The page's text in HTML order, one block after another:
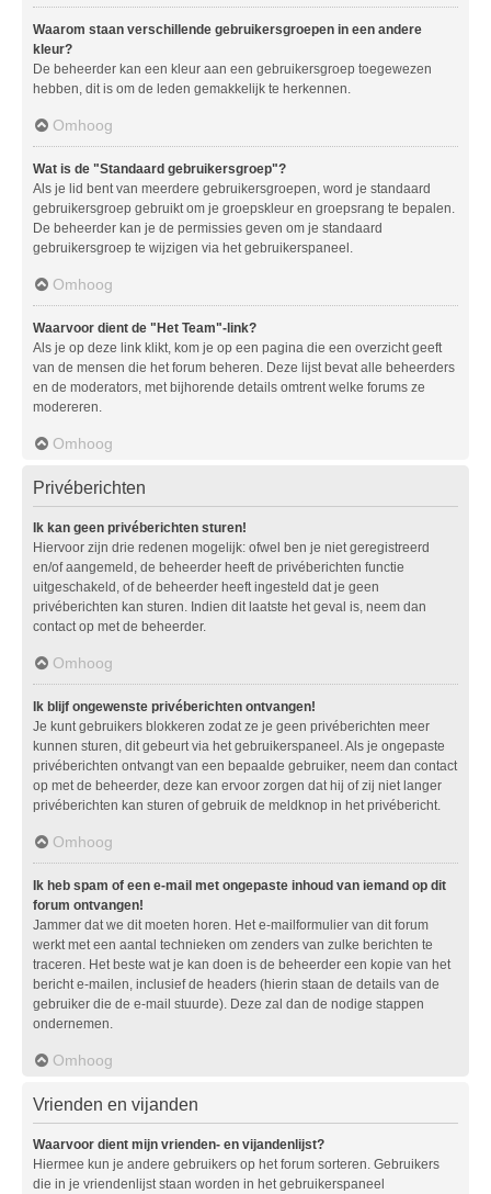
Waarom staan verschillende gebruikersgroepen in een andere
kleur?
De beheerder kan een kleur aan een gebruikersgroep toegewezen
hebben, dit is om de leden gemakkelijk te herkennen.
Omhoog
Wat is de "Standaard gebruikersgroep"?
Als je lid bent van meerdere gebruikersgroepen, word je standaard
gebruikersgroep gebruikt om je groepskleur en groepsrang te bepalen.
De beheerder kan je de permissies geven om je standaard
gebruikersgroep te wijzigen via het gebruikerspaneel.
Omhoog
Waarvoor dient de "Het Team"-link?
Als je op deze link klikt, kom je op een pagina die een overzicht geeft
van de mensen die het forum beheren. Deze lijst bevat alle beheerders
en de moderators, met bijhorende details omtrent welke forums ze
modereren.
Omhoog
Privéberichten
Ik kan geen privéberichten sturen!
Hiervoor zijn drie redenen mogelijk: ofwel ben je niet geregistreerd
en/of aangemeld, de beheerder heeft de privéberichten functie
uitgeschakeld, of de beheerder heeft ingesteld dat je geen
privéberichten kan sturen. Indien dit laatste het geval is, neem dan
contact op met de beheerder.
Omhoog
Ik blijf ongewenste privéberichten ontvangen!
Je kunt gebruikers blokkeren zodat ze je geen privéberichten meer
kunnen sturen, dit gebeurt via het gebruikerspaneel. Als je ongepaste
privéberichten ontvangt van een bepaalde gebruiker, neem dan contact
op met de beheerder, deze kan ervoor zorgen dat hij of zij niet langer
privéberichten kan sturen of gebruik de meldknop in het privébericht.
Omhoog
Ik heb spam of een e-mail met ongepaste inhoud van iemand op dit
forum ontvangen!
Jammer dat we dit moeten horen. Het e-mailformulier van dit forum
werkt met een aantal technieken om zenders van zulke berichten te
traceren. Het beste wat je kan doen is de beheerder een kopie van het
bericht e-mailen, inclusief de headers (hierin staan de details van de
gebruiker die de e-mail stuurde). Deze zal dan de nodige stappen
ondernemen.
Omhoog
Vrienden en vijanden
Waarvoor dient mijn vrienden- en vijandenlijst?
Hiermee kun je andere gebruikers op het forum sorteren. Gebruikers
die in je vriendenlijst staan worden in het gebruikerspaneel